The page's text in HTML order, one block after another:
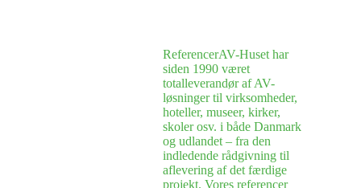
ReferencerAV-Huset har
siden 1990 været
totalleverandør af AV-
løsninger til virksomheder,
hoteller, museer, kirker,
skoler osv. i både Danmark
og udlandet – fra den
indledende rådgivning til
aflevering af det færdige
projekt. Vores referencer